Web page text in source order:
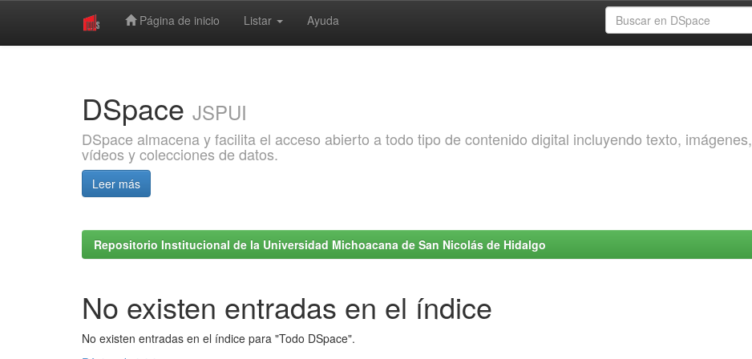
Página de inicio Listar Ayuda
DSpace JSPUI
DSpace almacena y facilita el acceso abierto a todo tipo de contenido digital incluyendo texto, imágenes,
vídeos y colecciones de datos.
Leer más
Repositorio Institucional de la Universidad Michoacana de San Nicolás de Hidalgo
No existen entradas en el índice
No existen entradas en el índice para "Todo DSpace".